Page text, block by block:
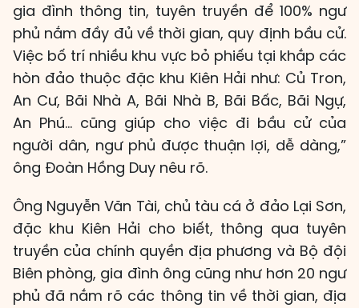
gia đình thông tin, tuyên truyền để 100% ngư
phủ nắm đầy đủ về thời gian, quy định bầu cử.
Việc bố trí nhiều khu vực bỏ phiếu tại khắp các
hòn đảo thuộc đặc khu Kiên Hải như: Củ Tron,
An Cư, Bãi Nhà A, Bãi Nhà B, Bãi Bấc, Bãi Ngự,
An Phú… cũng giúp cho việc đi bầu cử của
người dân, ngư phủ được thuận lợi, dễ dàng,”
ông Đoàn Hồng Duy nêu rõ.
Ông Nguyễn Văn Tài, chủ tàu cá ở đảo Lại Sơn,
đặc khu Kiên Hải cho biết, thông qua tuyên
truyền của chính quyền địa phương và Bộ đội
Biên phòng, gia đình ông cũng như hơn 20 ngư
phủ đã nắm rõ các thông tin về thời gian, địa